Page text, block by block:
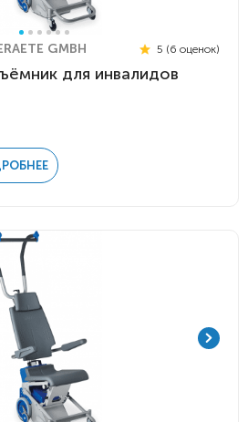
GMBH 5 (6 оценок)
для инвалидов